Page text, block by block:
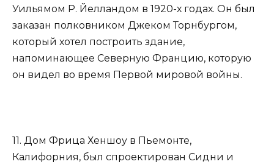
Уильямом Р. Йелландом в 1920-х годах. Он был
заказан полковником Джеком Торнбургом,
который хотел построить здание,
напоминающее Северную Францию, которую
он видел во время Первой мировой войны.
11. Дом Фрица Хеншоу в Пьемонте,
Калифорния, был спроектирован Сидни и